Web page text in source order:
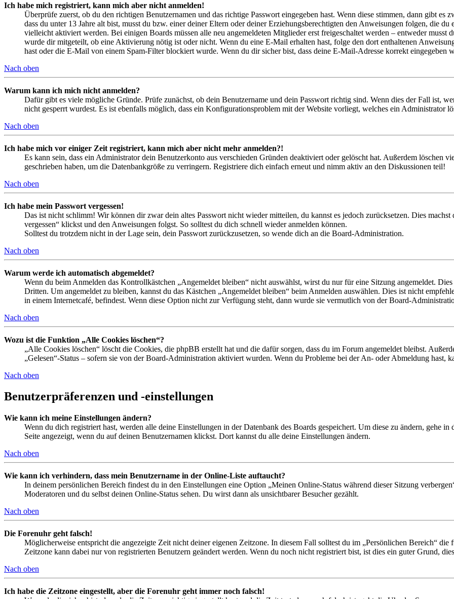
Ich habe mich registriert, kann mich aber nicht anmelden!
Überprüfe zuerst, ob du den richtigen Benutzernamen und das richtige Passwort eingegeben hast. Wenn diese stimmen, dann gibt es
dass du unter 13 Jahre alt bist, musst du bzw. einer deiner Eltern oder deiner Erziehungsberechtigten den Anweisungen folgen, die
vielleicht aktiviert werden. Bei einigen Boards müssen alle neu angemeldeten Mitglieder erst freigeschaltet werden – entweder musst
wurde dir mitgeteilt, ob eine Aktivierung nötig ist oder nicht. Wenn du eine E-Mail erhalten hast, folge den dort enthaltenen
hast oder die E-Mail von einem Spam-Filter blockiert wurde. Wenn du dir sicher bist, dass deine E-Mail-Adresse korrekt eingegeben
Nach oben
Warum kann ich mich nicht anmelden?
Dafür gibt es viele mögliche Gründe. Prüfe zunächst, ob dein Benutzername und dein Passwort richtig sind. Wenn dies der Fall ist,
nicht gesperrt wurdest. Es ist ebenfalls möglich, dass ein Konfigurationsproblem mit der Website vorliegt, welches ein Administrator
Nach oben
Ich habe mich vor einiger Zeit registriert, kann mich aber nicht mehr anmelden?!
Es kann sein, dass ein Administrator dein Benutzerkonto aus verschieden Gründen deaktiviert oder gelöscht hat. Außerdem löschen
geschrieben haben, um die Datenbankgröße zu verringern. Registriere dich einfach erneut und nimm aktiv an den Diskussionen teil!
Nach oben
Ich habe mein Passwort vergessen!
Das ist nicht schlimm! Wir können dir zwar dein altes Passwort nicht wieder mitteilen, du kannst es jedoch zurücksetzen. Dies
vergessen“ klickst und den Anweisungen folgst. So solltest du dich schnell wieder anmelden können.
Solltest du trotzdem nicht in der Lage sein, dein Passwort zurückzusetzen, so wende dich an die Board-Administration.
Nach oben
Warum werde ich automatisch abgemeldet?
Wenn du beim Anmelden das Kontrollkästchen „Angemeldet bleiben“ nicht auswählst, wirst du nur für eine Sitzung angemeldet.
Dritten. Um angemeldet zu bleiben, kannst du das Kästchen „Angemeldet bleiben“ beim Anmelden auswählen. Dies ist nicht
in einem Internetcafé, befindest. Wenn diese Option nicht zur Verfügung steht, dann wurde sie vermutlich von der Board-
Nach oben
Wozu ist die Funktion „Alle Cookies löschen“?
„Alle Cookies löschen“ löscht die Cookies, die phpBB erstellt hat und die dafür sorgen, dass du im Forum angemeldet bleibst.
„Gelesen“-Status – sofern sie von der Board-Administration aktiviert wurden. Wenn du Probleme bei der An- oder Abmeldung hast,
Nach oben
Benutzerpräferenzen und -einstellungen
Wie kann ich meine Einstellungen ändern?
Wenn du dich registriert hast, werden alle deine Einstellungen in der Datenbank des Boards gespeichert. Um diese zu ändern, gehe
Seite angezeigt, wenn du auf deinen Benutzernamen klickst. Dort kannst du alle deine Einstellungen ändern.
Nach oben
Wie kann ich verhindern, dass mein Benutzername in der Online-Liste auftaucht?
In deinem persönlichen Bereich findest du in den Einstellungen eine Option „Meinen Online-Status während dieser Sitzung
Moderatoren und du selbst deinen Online-Status sehen. Du wirst dann als unsichtbarer Besucher gezählt.
Nach oben
Die Forenuhr geht falsch!
Möglicherweise entspricht die angezeigte Zeit nicht deiner eigenen Zeitzone. In diesem Fall solltest du im „Persönlichen Bereich“
Zeitzone kann dabei nur von registrierten Benutzern geändert werden. Wenn du noch nicht registriert bist, ist dies ein guter Grund,
Nach oben
Ich habe die Zeitzone eingestellt, aber die Forenuhr geht immer noch falsch!